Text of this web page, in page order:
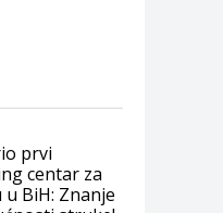
prvi
centar za
BiH: Znanje